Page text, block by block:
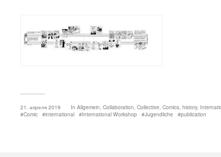
21. апреля 2019 In Allgemein Collaboration Collective Comics history,
Comic
international International Workshop Jugendliche publication